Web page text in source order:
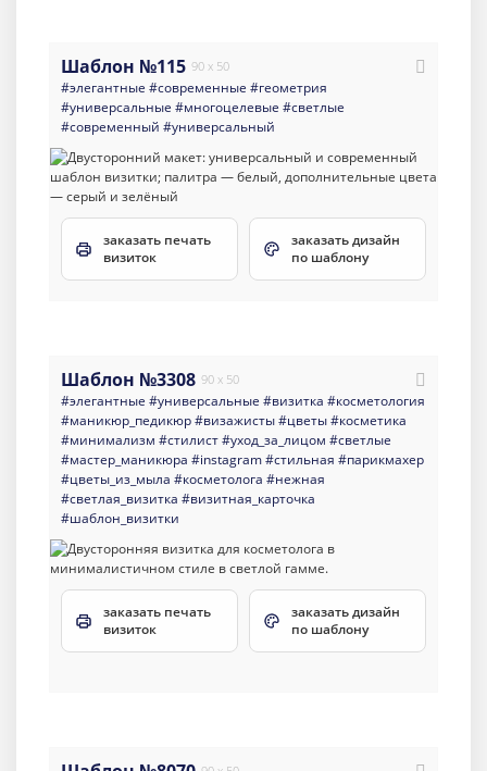
Шаблон №115 90 x 50
#элегантные #современные #геометрия
#универсальные #многоцелевые #светлые
#современный #универсальный
заказать печать
визиток
заказать дизайн
по шаблону
Шаблон №3308 90 x 50
#элегантные #универсальные #визитка #косметология
#маникюр_педикюр#визажисты#цветы#косметика
#минимализм #стилист#уход_за_лицом #светлые
#мастер_маникюра #instagram#стильная #парикмахер
#цветы_из_мыла #косметолога #нежная
#светлая_визитка #визитная_карточка
#шаблон_визитки
заказать печать
визиток
заказать дизайн
по шаблону